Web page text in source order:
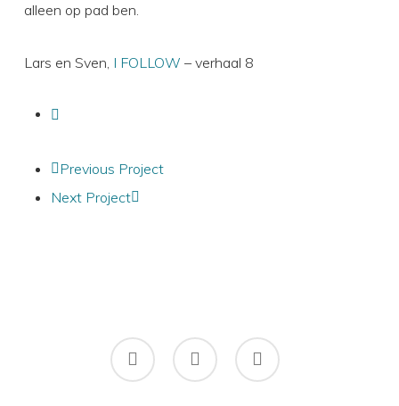
alleen op pad ben.
Lars en Sven, I FOLLOW – verhaal 8
Previous Project
Next Project
facebook instagram flickr